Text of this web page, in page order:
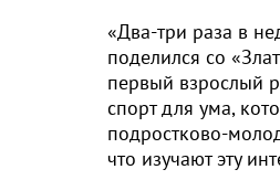
«Два-три раза в
поделился со
первый взрослый
спорт для ума,
подростково-
что изучают эту